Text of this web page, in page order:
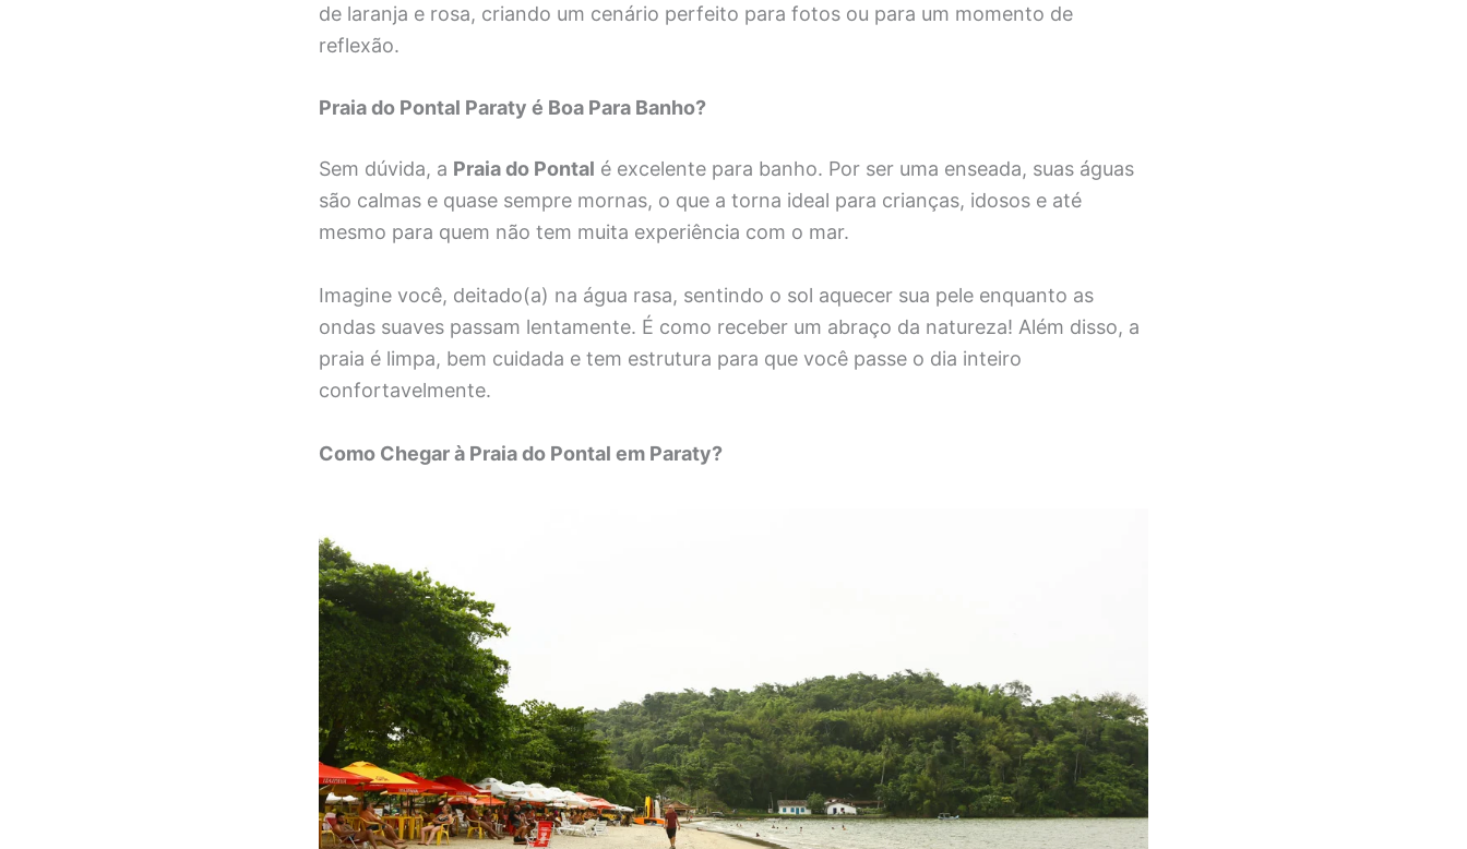
de laranja e rosa, criando um cenário perfeito para fotos ou para um momento de
reflexão.
Praia do Pontal Paraty é Boa Para Banho?
Sem dúvida, a Praia do Pontal é excelente para banho. Por ser uma enseada, suas águas
são calmas e quase sempre mornas, o que a torna ideal para crianças, idosos e até
mesmo para quem não tem muita experiência com o mar.
Imagine você, deitado(a) na água rasa, sentindo o sol aquecer sua pele enquanto as
ondas suaves passam lentamente. É como receber um abraço da natureza! Além disso, a
praia é limpa, bem cuidada e tem estrutura para que você passe o dia inteiro
confortavelmente.
Como Chegar à Praia do Pontal em Paraty?